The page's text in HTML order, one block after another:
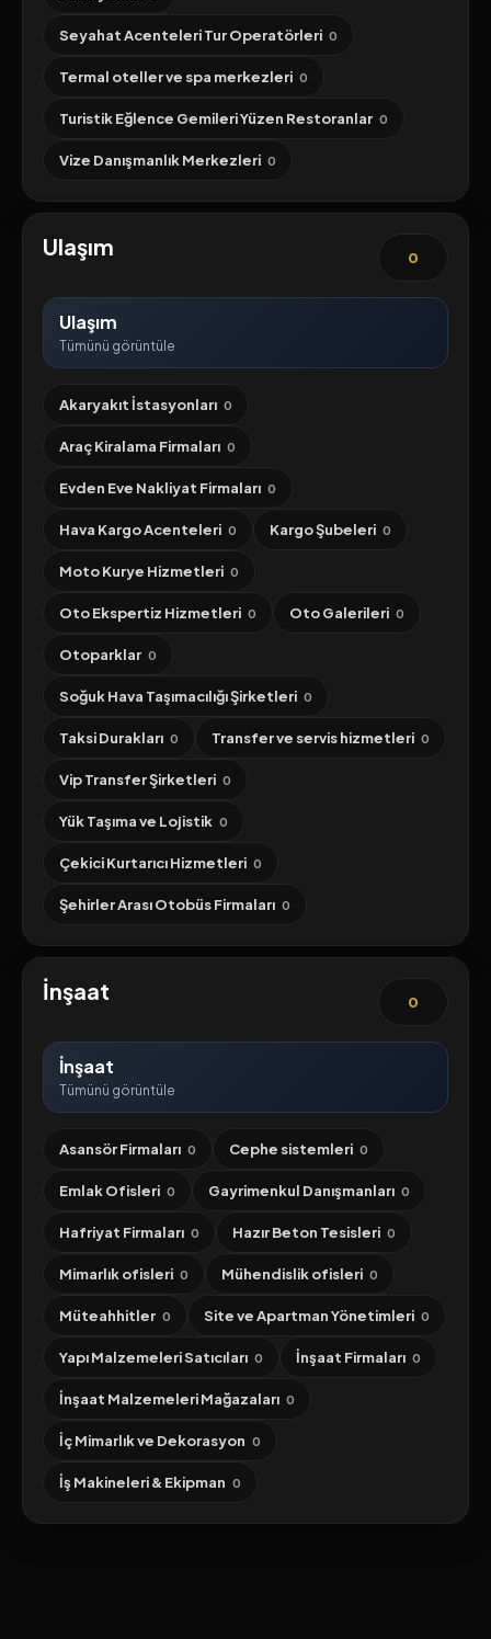
Seyahat Acenteleri Tur Operatörleri 0
Termal oteller ve spa merkezleri 0
Turistik Eğlence Gemileri Yüzen Restoranlar 0
Vize Danışmanlık Merkezleri 0
Ulaşım 0
Ulaşım
Tümünü görüntüle
Akaryakıt İstasyonları 0
Araç Kiralama Firmaları 0
Evden Eve Nakliyat Firmaları 0
Hava Kargo Acenteleri 0 Kargo Şubeleri 0
Moto Kurye Hizmetleri 0
Oto Ekspertiz Hizmetleri 0 Oto Galerileri 0
Otoparklar 0
Soğuk Hava Taşımacılığı Şirketleri 0
Taksi Durakları 0 Transfer ve servis hizmetleri 0
Vip Transfer Şirketleri 0
Yük Taşıma ve Lojistik 0
Çekici Kurtarıcı Hizmetleri 0
Şehirler Arası Otobüs Firmaları 0
İnşaat 0
İnşaat
Tümünü görüntüle
Asansör Firmaları 0 Cephe sistemleri 0
Emlak Ofisleri 0 Gayrimenkul Danışmanları 0
Hafriyat Firmaları 0 Hazır Beton Tesisleri 0
Mimarlık ofisleri 0 Mühendislik ofisleri 0
Müteahhitler 0 Site ve Apartman Yönetimleri 0
Yapı Malzemeleri Satıcıları 0 İnşaat Firmaları 0
İnşaat Malzemeleri Mağazaları 0
İç Mimarlık ve Dekorasyon 0
İş Makineleri & Ekipman 0